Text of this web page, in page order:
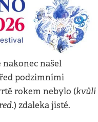
nakonec našel
podzimními
rokem nebylo (kvůli
) zdaleka jisté.